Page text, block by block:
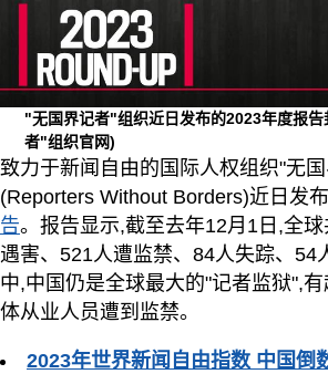
"无国界记者"组织近日发布的2023年度报
者"组织官网)
致力于新闻自由的国际人权组织"无
(Reporters Without Borders)近日发布
告。报告显示,截至去年12月1日,全
遇害、521人遭监禁、84人失踪、54
中,中国仍是全球最大的"记者监狱",
体从业人员遭到监禁。
2023年世界新闻自由指数 中国倒